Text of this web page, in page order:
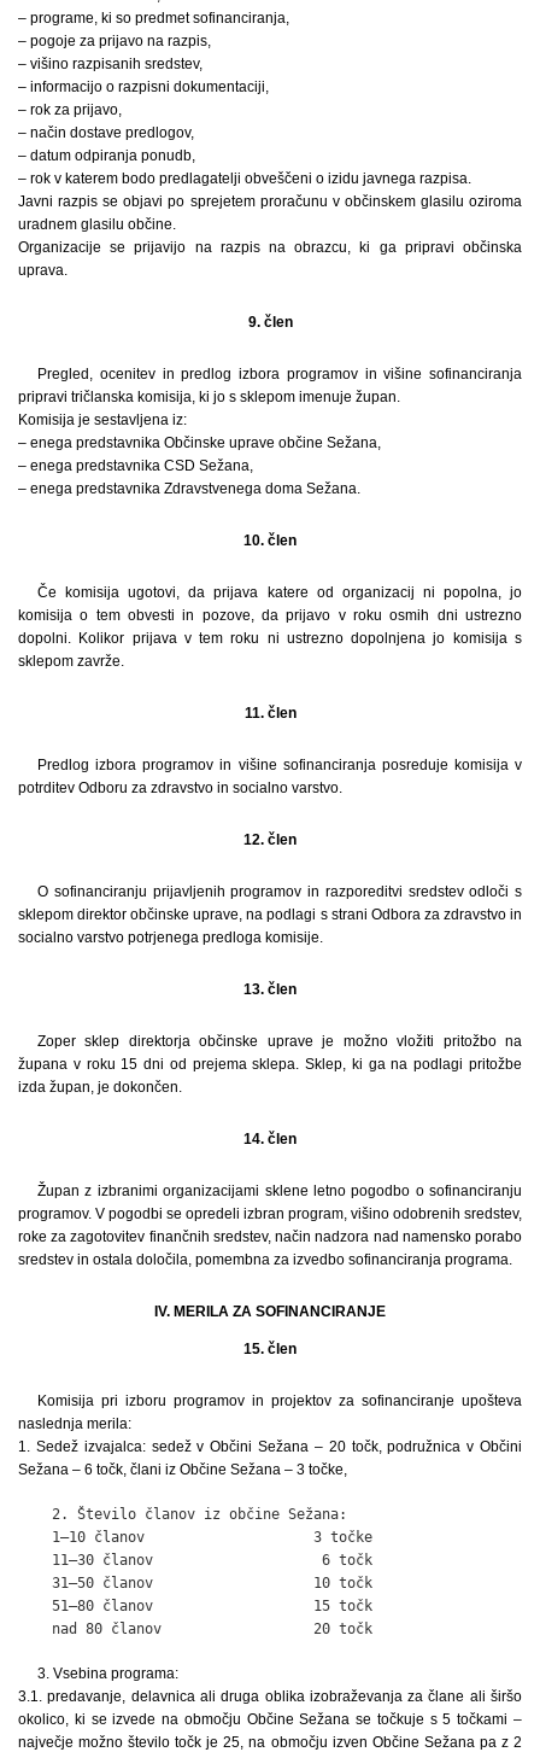
– programe, ki so predmet sofinanciranja,
– pogoje za prijavo na razpis,
– višino razpisanih sredstev,
– informacijo o razpisni dokumentaciji,
– rok za prijavo,
– način dostave predlogov,
– datum odpiranja ponudb,
– rok v katerem bodo predlagatelji obveščeni o izidu javnega razpisa.
Javni razpis se objavi po sprejetem proračunu v občinskem glasilu oziroma
uradnem glasilu občine.
Organizacije se prijavijo na razpis na obrazcu, ki ga pripravi občinska
uprava.
9. člen
Pregled, ocenitev in predlog izbora programov in višine sofinanciranja
pripravi tričlanska komisija, ki jo s sklepom imenuje župan.
Komisija je sestavljena iz:
– enega predstavnika Občinske uprave občine Sežana,
– enega predstavnika CSD Sežana,
– enega predstavnika Zdravstvenega doma Sežana.
10. člen
Če komisija ugotovi, da prijava katere od organizacij ni popolna, jo
komisija o tem obvesti in pozove, da prijavo v roku osmih dni ustrezno
dopolni. Kolikor prijava v tem roku ni ustrezno dopolnjena jo komisija s
sklepom zavrže.
11. člen
Predlog izbora programov in višine sofinanciranja posreduje komisija v
potrditev Odboru za zdravstvo in socialno varstvo.
12. člen
O sofinanciranju prijavljenih programov in razporeditvi sredstev odloči s
sklepom direktor občinske uprave, na podlagi s strani Odbora za zdravstvo in
socialno varstvo potrjenega predloga komisije.
13. člen
Zoper sklep direktorja občinske uprave je možno vložiti pritožbo na
župana v roku 15 dni od prejema sklepa. Sklep, ki ga na podlagi pritožbe
izda župan, je dokončen.
14. člen
Župan z izbranimi organizacijami sklene letno pogodbo o sofinanciranju
programov. V pogodbi se opredeli izbran program, višino odobrenih sredstev,
roke za zagotovitev finančnih sredstev, način nadzora nad namensko porabo
sredstev in ostala določila, pomembna za izvedbo sofinanciranja programa.
IV. MERILA ZA SOFINANCIRANJE
15. člen
Komisija pri izboru programov in projektov za sofinanciranje upošteva
naslednja merila:
1. Sedež izvajalca: sedež v Občini Sežana – 20 točk, podružnica v Občini
Sežana – 6 točk, člani iz Občine Sežana – 3 točke,
2. Število članov iz občine Sežana:
    1–10 članov                    3 točke
    11–30 članov                    6 točk
    31–50 članov                   10 točk
    51–80 članov                   15 točk
    nad 80 članov                  20 točk
3. Vsebina programa:
3.1. predavanje, delavnica ali druga oblika izobraževanja za člane ali širšo
okolico, ki se izvede na območju Občine Sežana se točkuje s 5 točkami –
največje možno število točk je 25, na območju izven Občine Sežana pa z 2